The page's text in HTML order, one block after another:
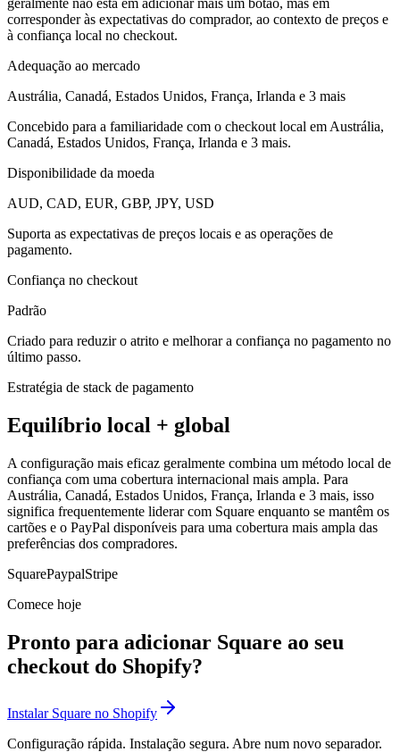
geralmente não está em adicionar mais um botão, mas em
corresponder às expectativas do comprador, ao contexto de preços e
à confiança local no checkout.
Adequação ao mercado
Austrália, Canadá, Estados Unidos, França, Irlanda e 3 mais
Concebido para a familiaridade com o checkout local em Austrália,
Canadá, Estados Unidos, França, Irlanda e 3 mais.
Disponibilidade da moeda
AUD, CAD, EUR, GBP, JPY, USD
Suporta as expectativas de preços locais e as operações de
pagamento.
Confiança no checkout
Padrão
Criado para reduzir o atrito e melhorar a confiança no pagamento no
último passo.
Estratégia de stack de pagamento
Equilíbrio local + global
A configuração mais eficaz geralmente combina um método local de
confiança com uma cobertura internacional mais ampla. Para
Austrália, Canadá, Estados Unidos, França, Irlanda e 3 mais, isso
significa frequentemente liderar com Square enquanto se mantêm os
cartões e o PayPal disponíveis para uma cobertura mais ampla das
preferências dos compradores.
SquarePaypalStripe
Comece hoje
Pronto para adicionar Square ao seu
checkout do Shopify?
Instalar Square no Shopify
Configuração rápida. Instalação segura. Abre num novo separador.